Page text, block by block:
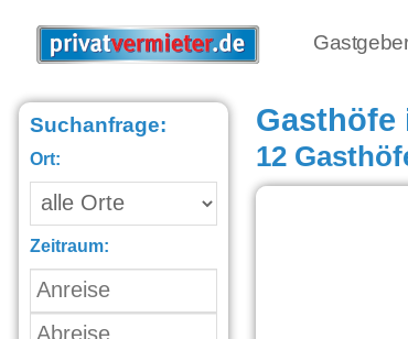
Suchanfrage:
Ort:
Zeitraum:
Gasthöfe
12